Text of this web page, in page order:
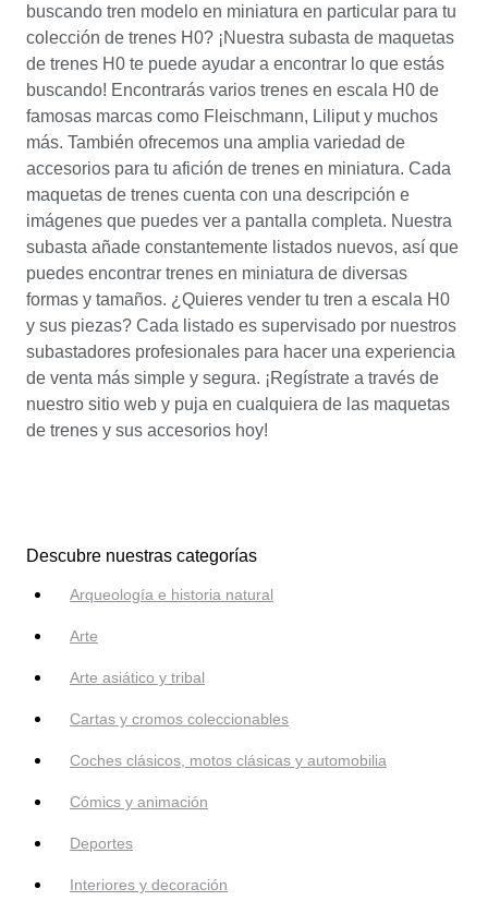
buscando tren modelo en miniatura en particular para tu
colección de trenes H0? ¡Nuestra subasta de maquetas
de trenes H0 te puede ayudar a encontrar lo que estás
buscando! Encontrarás varios trenes en escala H0 de
famosas marcas como Fleischmann, Liliput y muchos
más. También ofrecemos una amplia variedad de
accesorios para tu afición de trenes en miniatura. Cada
maquetas de trenes cuenta con una descripción e
imágenes que puedes ver a pantalla completa. Nuestra
subasta añade constantemente listados nuevos, así que
puedes encontrar trenes en miniatura de diversas
formas y tamaños. ¿Quieres vender tu tren a escala H0
y sus piezas? Cada listado es supervisado por nuestros
subastadores profesionales para hacer una experiencia
de venta más simple y segura. ¡Regístrate a través de
nuestro sitio web y puja en cualquiera de las maquetas
de trenes y sus accesorios hoy!
Descubre nuestras categorías
Arqueología e historia natural
Arte
Arte asiático y tribal
Cartas y cromos coleccionables
Coches clásicos, motos clásicas y automobilia
Cómics y animación
Deportes
Interiores y decoración